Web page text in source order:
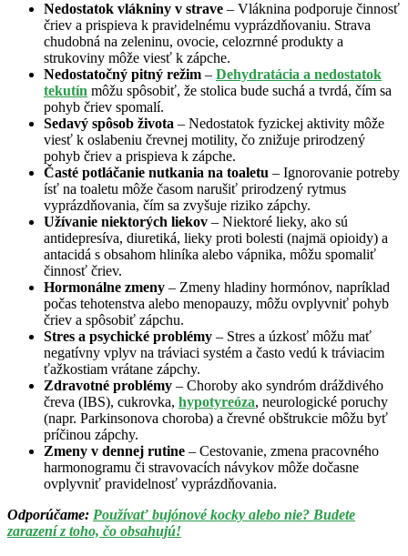
Nedostatok vlákniny v strave – Vláknina podporuje činnosť
čriev a prispieva k pravidelnému vyprázdňovaniu. Strava
chudobná na zeleninu, ovocie, celozrnné produkty a
strukoviny môže viesť k zápche.
Nedostatočný pitný režim – Dehydratácia a nedostatok
tekutín môžu spôsobiť, že stolica bude suchá a tvrdá, čím sa
pohyb čriev spomalí.
Sedavý spôsob života – Nedostatok fyzickej aktivity môže
viesť k oslabeniu črevnej motility, čo znižuje prirodzený
pohyb čriev a prispieva k zápche.
Časté potláčanie nutkania na toaletu – Ignorovanie potreby
ísť na toaletu môže časom narušiť prirodzený rytmus
vyprázdňovania, čím sa zvyšuje riziko zápchy.
Užívanie niektorých liekov – Niektoré lieky, ako sú
antidepresíva, diuretiká, lieky proti bolesti (najmä opioidy) a
antacidá s obsahom hliníka alebo vápnika, môžu spomaliť
činnosť čriev.
Hormonálne zmeny – Zmeny hladiny hormónov, napríklad
počas tehotenstva alebo menopauzy, môžu ovplyvniť pohyb
čriev a spôsobiť zápchu.
Stres a psychické problémy – Stres a úzkosť môžu mať
negatívny vplyv na tráviaci systém a často vedú k tráviacim
ťažkostiam vrátane zápchy.
Zdravotné problémy – Choroby ako syndróm dráždivého
čreva (IBS), cukrovka, hypotyreóza, neurologické poruchy
(napr. Parkinsonova choroba) a črevné obštrukcie môžu byť
príčinou zápchy.
Zmeny v dennej rutine – Cestovanie, zmena pracovného
harmonogramu či stravovacích návykov môže dočasne
ovplyvniť pravidelnosť vyprázdňovania.
Odporúčame: Používať bujónové kocky alebo nie? Budete
zarazení z toho, čo obsahujú!